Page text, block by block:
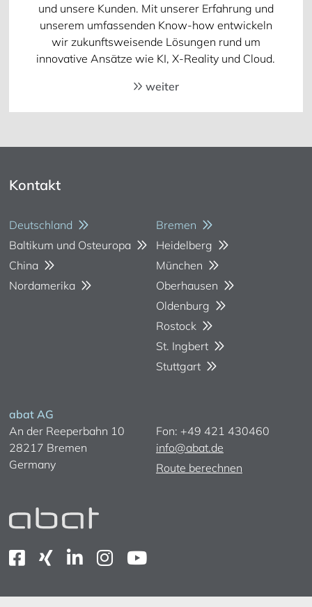
und unsere Kunden. Mit unserer Erfahrung und
unserem umfassenden Know-how entwickeln
wir zukunftsweisende Lösungen rund um
innovative Ansätze wie KI, X-Reality und Cloud.
weiter
Kontakt
Deutschland
Baltikum und Osteuropa
China
Nordamerika
Bremen
Heidelberg
München
Oberhausen
Oldenburg
Rostock
St. Ingbert
Stuttgart
abat AG
An der Reeperbahn 10
28217 Bremen
Germany
Fon: +49 421 430460
info@abat.de
Route berechnen